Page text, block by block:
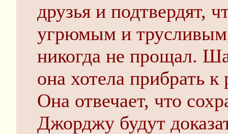
друзья и подтвердят,
угрюмым и
никогда не прощал.
она хотела прибрать
Она отвечает, что
Джорджу будут